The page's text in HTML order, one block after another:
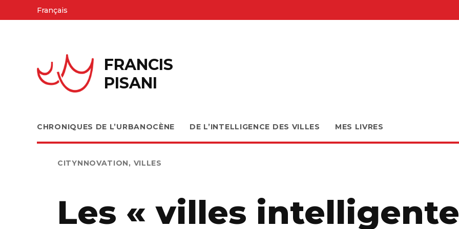
to
Français
FRANCIS
PISANI
CHRONIQUES DE L’URBANOCÈNE DE L’INTELLIGENCE DES VILLES MES LIVRES
PUBLIÉ
CITYNNOVATION, VILLES
Les « villes